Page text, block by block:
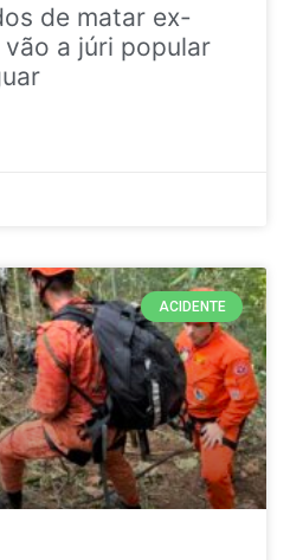
de matar ex-
a júri popular
ACIDENTE